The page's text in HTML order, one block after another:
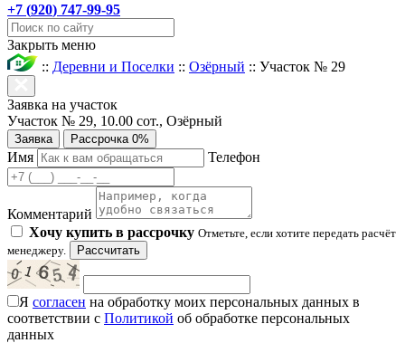
+7 (920) 747-99-95
Закрыть меню
:: Деревни и Поселки :: Озёрный :: Участок № 29
Заявка на участок
Участок № 29, 10.00 сот., Озёрный
Заявка Рассрочка 0%
Имя Телефон
Комментарий
Хочу купить в рассрочку Отметьте, если хотите передать расчёт
менеджеру.
Рассчитать
Я согласен на обработку моих персональных данных в
соответствии с Политикой об обработке персональных
данных